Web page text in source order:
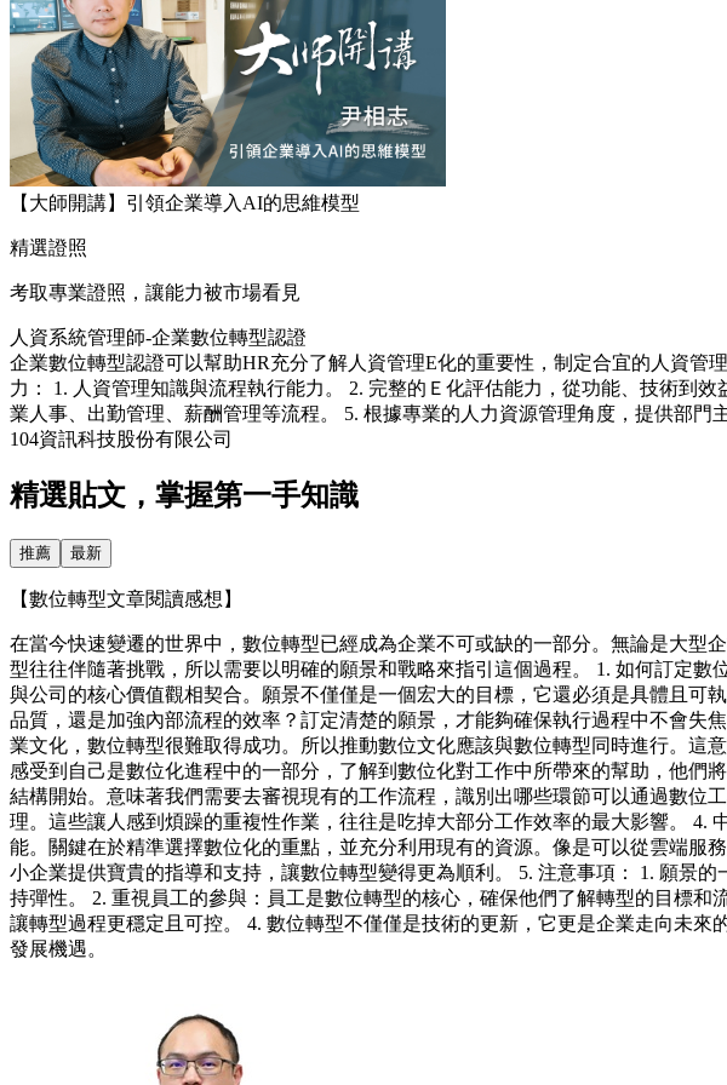
【大師開講】引領企業導入AI的思維模型
精選證照
考取專業證照，讓能力被市場看見
人資系統管理師-企業數位轉型認證
企業數位轉型認證可以幫助HR充分了解人資管理E化的重要性，制定合宜的人資
力： 1. 人資管理知識與流程執行能力。 2. 完整的Ｅ化評估能力，從功能、技術到
業人事、出勤管理、薪酬管理等流程。 5. 根據專業的人力資源管理角度，提供部
104資訊科技股份有限公司
精選貼文，掌握第一手知識
推薦 最新
【數位轉型文章閱讀感想】
在當今快速變遷的世界中，數位轉型已經成為企業不可或缺的一部分。無論是大
型往往伴隨著挑戰，所以需要以明確的願景和戰略來指引這個過程。 1. 如何訂定
與公司的核心價值觀相契合。願景不僅僅是一個宏大的目標，它還必須是具體且
品質，還是加強內部流程的效率？訂定清楚的願景，才能夠確保執行過程中不會失
業文化，數位轉型很難取得成功。所以推動數位文化應該與數位轉型同時進行。
感受到自己是數位化進程中的一部分，了解到數位化對工作中所帶來的幫助，他們
結構開始。意味著我們需要去審視現有的工作流程，識別出哪些環節可以通過數
理。這些讓人感到煩躁的重複性作業，往往是吃掉大部分工作效率的最大影響。
能。關鍵在於精準選擇數位化的重點，並充分利用現有的資源。像是可以從雲端服
小企業提供寶貴的指導和支持，讓數位轉型變得更為順利。 5. 注意事項： 1. 願景
持彈性。 2. 重視員工的參與：員工是數位轉型的核心，確保他們了解轉型的目標
讓轉型過程更穩定且可控。 4. 數位轉型不僅僅是技術的更新，它更是企業走向未
發展機遇。